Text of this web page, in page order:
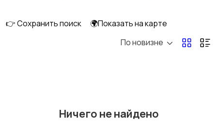
Плиты и духовые
👉 Сохранить поиск
🌍Показать на карте
По новизне
Ничего не найдено